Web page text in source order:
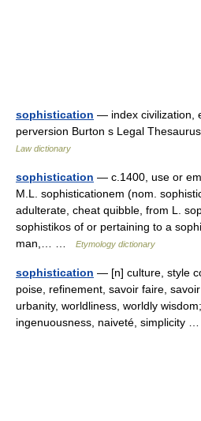
sophistication — index civilization,
perversion Burton s Legal
Law dictionary
sophistication — c.1400, use or
M.L. sophisticationem (nom.
adulterate, cheat quibble, from L.
sophistikos of or pertaining to a
man,… …
Etymology dictionary
sophistication — [n] culture, style
poise, refinement, savoir faire,
urbanity, worldliness, worldly
ingenuousness, naiveté, simplicity